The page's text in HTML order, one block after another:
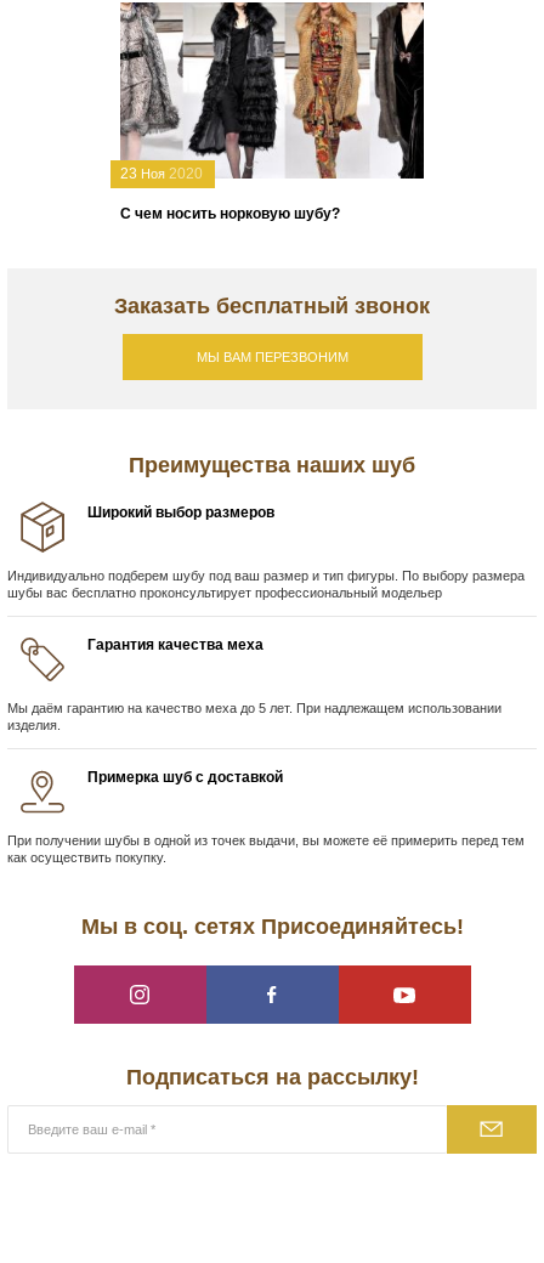
23 Ноя 2020
С чем носить норковую шубу?
Заказать бесплатный звонок
МЫ ВАМ ПЕРЕЗВОНИМ
Преимущества наших шуб
Широкий выбор размеров
Индивидуально подберем шубу под ваш размер и тип фигуры. По выбору размера
шубы вас бесплатно проконсультирует профессиональный модельер
Гарантия качества меха
Мы даём гарантию на качество меха до 5 лет. При надлежащем использовании
изделия.
Примерка шуб с доставкой
При получении шубы в одной из точек выдачи, вы можете её примерить перед тем
как осуществить покупку.
Мы в соц. сетях Присоединяйтесь!
Подписаться на рассылку!